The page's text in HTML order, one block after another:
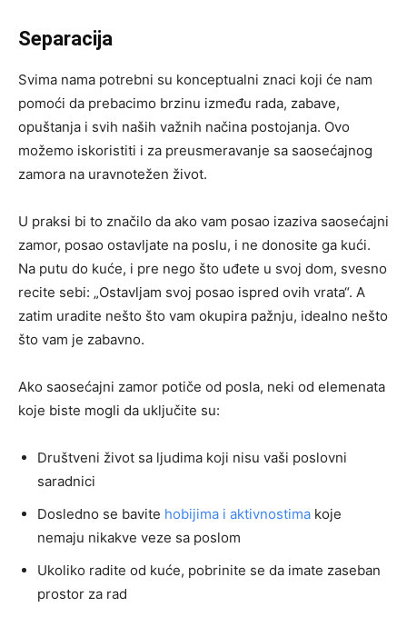
Separacija
Svima nama potrebni su konceptualni znaci koji će nam
pomoći da prebacimo brzinu između rada, zabave,
opuštanja i svih naših važnih načina postojanja. Ovo
možemo iskoristiti i za preusmeravanje sa saosećajnog
zamora na uravnotežen život.
U praksi bi to značilo da ako vam posao izaziva saosećajni
zamor, posao ostavljate na poslu, i ne donosite ga kući.
Na putu do kuće, i pre nego što uđete u svoj dom, svesno
recite sebi: „Ostavljam svoj posao ispred ovih vrata“. A
zatim uradite nešto što vam okupira pažnju, idealno nešto
što vam je zabavno.
Ako saosećajni zamor potiče od posla, neki od elemenata
koje biste mogli da uključite su:
Društveni život sa ljudima koji nisu vaši poslovni
saradnici
Dosledno se bavite hobijima i aktivnostima koje
nemaju nikakve veze sa poslom
Ukoliko radite od kuće, pobrinite se da imate zaseban
prostor za rad